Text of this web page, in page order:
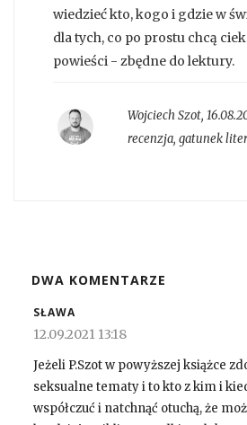
wiedzieć kto, kogo i gdzie w
dla tych, co po prostu chcą
powieści - zbędne do lektury.
Wojciech Szot,
recenzja, gatunek
DWA KOMENTARZE
SŁAWA
12.09.2021 13:18
Jeżeli P.Szot w powyższej książce
seksualne tematy i to kto z kim i
współczuć i natchnąć otuchą, że